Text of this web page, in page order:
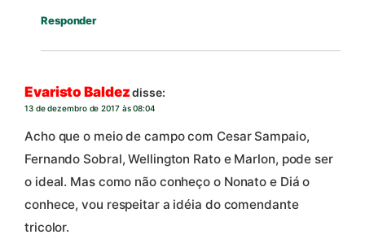
Responder
Evaristo Baldez disse:
13 de dezembro de 2017 às 08:04
Acho que o meio de campo com Cesar Sampaio,
Fernando Sobral, Wellington Rato e Marlon, pode ser
o ideal. Mas como não conheço o Nonato e Diá o
conhece, vou respeitar a idéia do comendante
tricolor.